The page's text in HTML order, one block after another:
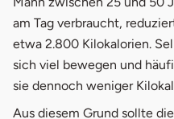
am Tag verbraucht,
etwa 2.800 Kilokalorien.
sich viel bewegen und
sie dennoch weniger
Aus diesem Grund sollte